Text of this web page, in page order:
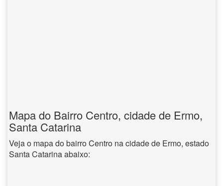
Mapa do Bairro Centro, cidade de Ermo,
Santa Catarina
Veja o mapa do bairro Centro na cidade de Ermo, estado
Santa Catarina abaixo: